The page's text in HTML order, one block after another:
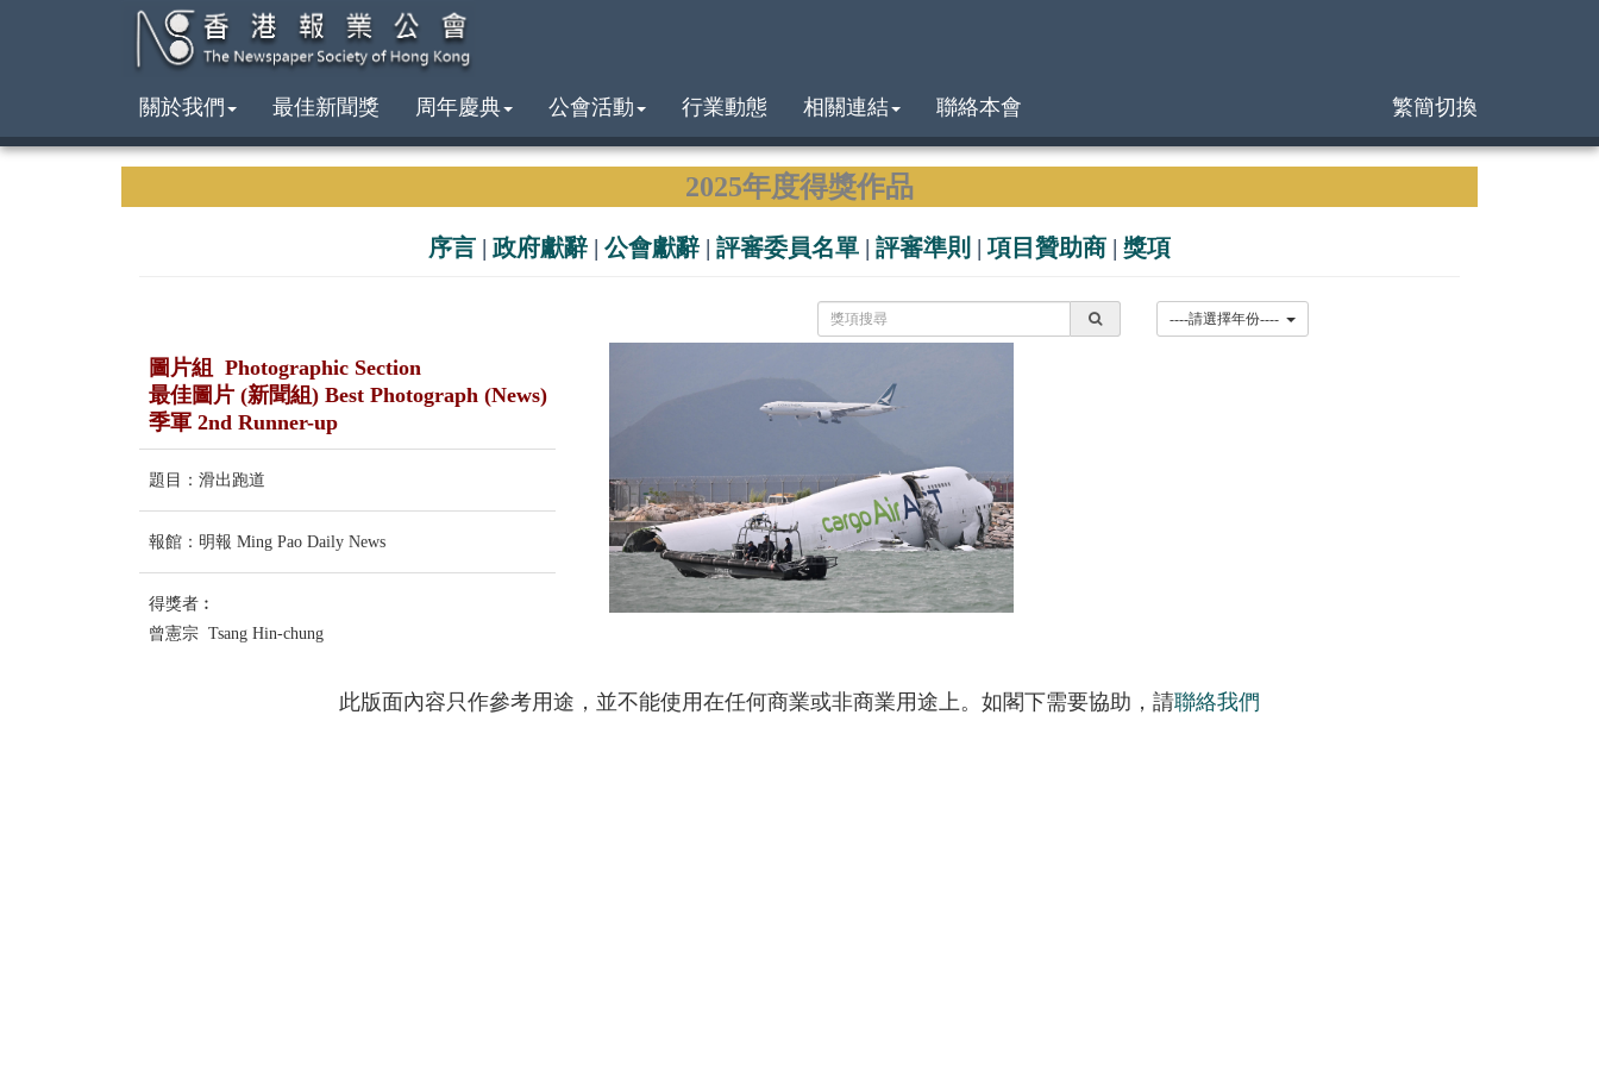
關於我們 最佳新聞獎 周年慶典 公會活動 行業動態 相關連結 聯絡本會 繁簡切換
2025年度得獎作品
序言 | 政府獻辭 | 公會獻辭 | 評審委員名單 | 評審準則 | 項目贊助商 | 獎項
圖片組 Photographic Section
最佳圖片 (新聞組) Best Photograph (News)
季軍 2nd Runner-up
題目：滑出跑道
報館：明報 Ming Pao Daily News
得獎者︰
曾憲宗 Tsang Hin-chung
此版面內容只作參考用途，並不能使用在任何商業或非商業用途上。如閣下需要協助，請聯絡我們